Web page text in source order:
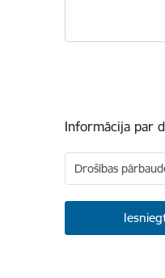
Informācija par
Drošības